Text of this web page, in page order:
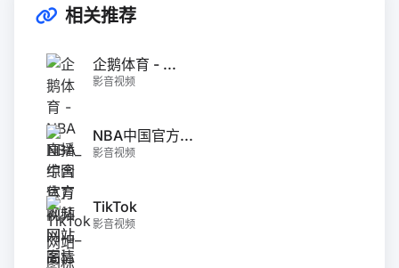
相关推荐
企鹅体育 - ...
影音视频
NBA中国官方...
影音视频
TikTok
影音视频